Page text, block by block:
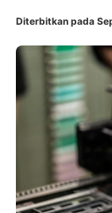
Diterbitkan pada